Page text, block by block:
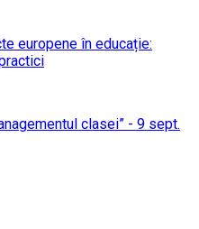
europene în educație:
clasei” - 9 sept.